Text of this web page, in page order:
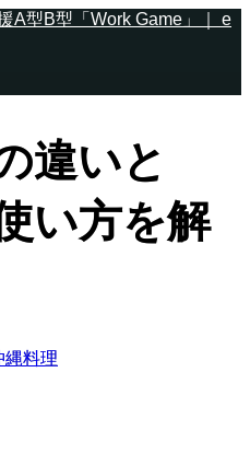
違いと
い方を解
縄料理